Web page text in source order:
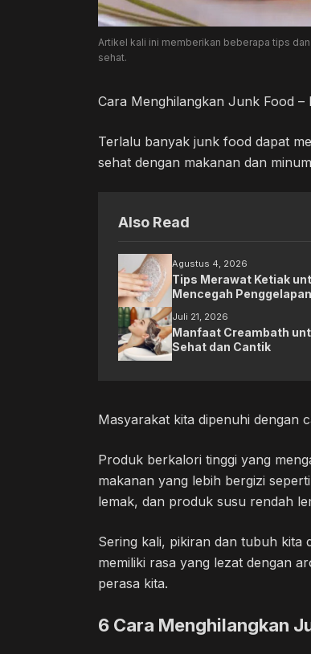
Artikel kali ini memberikan beberapa tips
sehat.
Cara Menghilangkan Junk Food
Terlalu banyak junk food dapat
sehat dengan makanan dan
Also Read
Agustus 4, 2026
Tips Merawat Ketiak
Mencegah Penggelapan
Juli 21, 2026
Manfaat Creambath
Sehat dan Cantik
Masyarakat kita dipenuhi dengan
Produk berkalori tinggi yang
makanan yang lebih bergizi
lemak, dan produk susu rendah
Sering kali, pikiran dan tubuh kita
memiliki rasa yang lezat dengan
perasa kita.
6 Cara Menghilangkan